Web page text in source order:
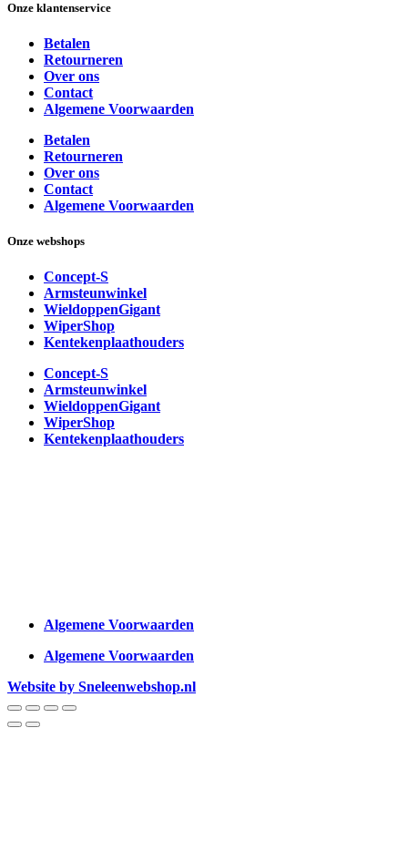
Onze klantenservice
Betalen
Retourneren
Over ons
Contact
Algemene Voorwaarden
Betalen
Retourneren
Over ons
Contact
Algemene Voorwaarden
Onze webshops
Concept-S
Armsteunwinkel
WieldoppenGigant
WiperShop
Kentekenplaathouders
Concept-S
Armsteunwinkel
WieldoppenGigant
WiperShop
Kentekenplaathouders
Algemene Voorwaarden
Algemene Voorwaarden
Website by Sneleenwebshop.nl